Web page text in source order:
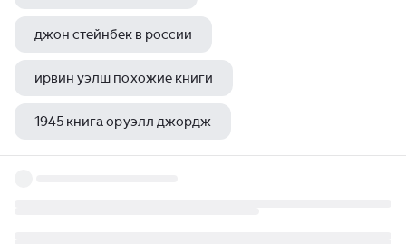
джон стейнбек в россии
ирвин уэлш похожие книги
1945 книга оруэлл джордж